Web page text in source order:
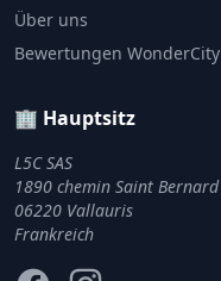
Über uns
Bewertungen WonderCity
🏢 Hauptsitz
L5C SAS
1890 chemin Saint Bernard
06220 Vallauris
Frankreich